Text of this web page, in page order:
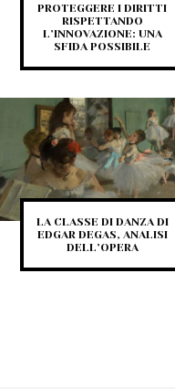
PROTEGGERE I DIRITTI
RISPETTANDO
L’INNOVAZIONE: UNA
SFIDA POSSIBILE
LA CLASSE DI DANZA DI
EDGAR DEGAS, ANALISI
DELL’OPERA